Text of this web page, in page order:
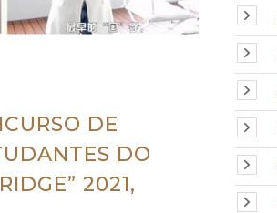
DE
DO
2021,